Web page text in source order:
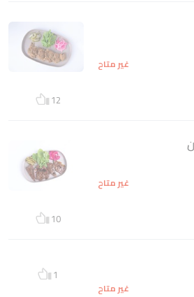
غير متاح
12
غير متاح
10
غير متاح
1